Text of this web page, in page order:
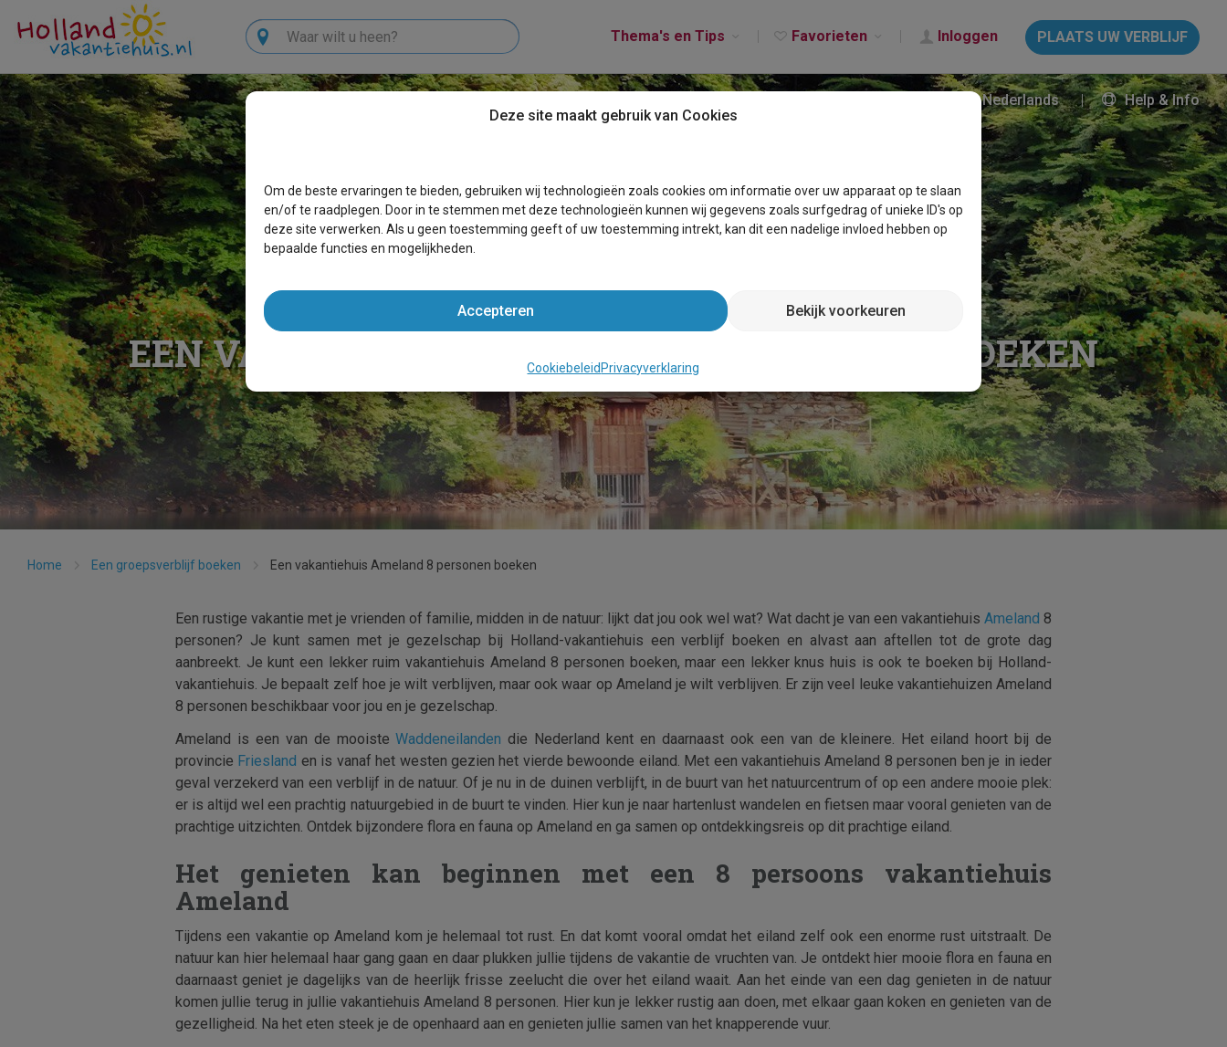
Thema's en Tips Favorieten Inloggen PLAATS UW VERBLIJF
Zoeken
Nederlands Help & Info
EEN VAKANTIEHUIS AMELAND 8 PERSONEN BOEKEN
Home Een groepsverblijf boeken Een vakantiehuis Ameland 8 personen boeken
Een rustige vakantie met je vrienden of familie, midden in de natuur: lijkt dat jou ook wel wat? Wat dacht je van een vakantiehuis Ameland 8
personen? Je kunt samen met je gezelschap bij Holland-vakantiehuis een verblijf boeken en alvast aan aftellen tot de grote dag
aanbreekt. Je kunt een lekker ruim vakantiehuis Ameland 8 personen boeken, maar een lekker knus huis is ook te boeken bij Holland-
vakantiehuis. Je bepaalt zelf hoe je wilt verblijven, maar ook waar op Ameland je wilt verblijven. Er zijn veel leuke vakantiehuizen Ameland
8 personen beschikbaar voor jou en je gezelschap.
Ameland is een van de mooisteWaddeneilanden die Nederland kent en daarnaast ook een van de kleinere. Het eiland hoort bij de
provincie Friesland en is vanaf het westen gezien het vierde bewoonde eiland. Met een vakantiehuis Ameland 8 personen ben je in ieder
geval verzekerd van een verblijf in de natuur. Of je nu in de duinen verblijft, in de buurt van het natuurcentrum of op een andere mooie plek:
er is altijd wel een prachtig natuurgebied in de buurt te vinden. Hier kun je naar hartenlust wandelen en fietsen maar vooral genieten van de
prachtige uitzichten. Ontdek bijzondere flora en fauna op Ameland en ga samen op ontdekkingsreis op dit prachtige eiland.
Het genieten kan beginnen met een 8 persoons vakantiehuis
Ameland
Tijdens een vakantie op Ameland kom je helemaal tot rust. En dat komt vooral omdat het eiland zelf ook een enorme rust uitstraalt. De
natuur kan hier helemaal haar gang gaan en daar plukken jullie tijdens de vakantie de vruchten van. Je ontdekt hier mooie flora en fauna en
daarnaast geniet je dagelijks van de heerlijk frisse zeelucht die over het eiland waait. Aan het einde van een dag genieten in de natuur
komen jullie terug in jullie vakantiehuis Ameland 8 personen. Hier kun je lekker rustig aan doen, met elkaar gaan koken en genieten van de
gezelligheid. Na het eten steek je de openhaard aan en genieten jullie samen van het knapperende vuur.
Deze site maakt gebruik van Cookies
Om de beste ervaringen te bieden, gebruiken wij technologieën zoals cookies om informatie over uw apparaat op te slaan
en/of te raadplegen. Door in te stemmen met deze technologieën kunnen wij gegevens zoals surfgedrag of unieke ID's op
deze site verwerken. Als u geen toestemming geeft of uw toestemming intrekt, kan dit een nadelige invloed hebben op
bepaalde functies en mogelijkheden.
Accepteren Bekijk voorkeuren
Cookiebeleid Privacyverklaring